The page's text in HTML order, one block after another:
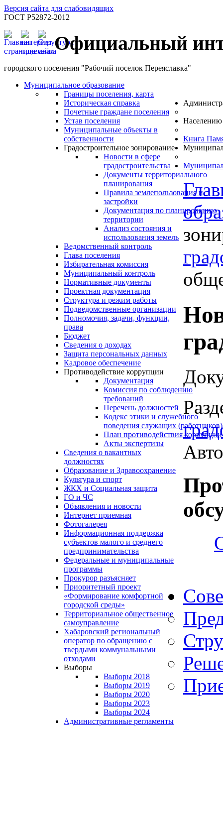
Версия сайта для слабовидящих
ГОСТ Р52872-2012
Официальный
городского поселения "Рабочий поселок Переяславка"
Муниципальное образование
Границы поселения, карта
Историческая справка
Почетные граждане поселения
Устав поселения
Муниципальные объекты в
собственности
Градостроительное зонирование
Новости в сфере
градостроительства
Документы территориального
планирования
Правила землепользования и
застройки
Документация по планированию
территории
Анализ состояния и
использования земель
Ведомственный контроль
Глава поселения
Избирательная комиссия
Муниципальный контроль
Нормативные документы
Проектная документация
Структура и режим работы
Подведомственные организации
Полномочия, задачи, функции,
права
Бюджет
Сведения о доходах
Защита персональных данных
Кадровое обеспечение
Противодействие коррупции
Документация
Комиссия по соблюдению
требований
Перечень должностей
Кодекс этики и служебного
поведения служащих (работников)
План противодействия коррупции
Акты экспертизы
Сведения о вакантных
должностях
Населению
Образование и Здравоохранение
Культура и спорт
ЖКХ и Социальная защита
ГО и ЧС
Объявления и новости
Интернет приемная
Фотогалерея
Информационная поддержка
субъектов малого и среднего
предпринимательства
Федеральные и муниципальные
программы
Прокурор разъясняет
Приоритетный проект
«Формирование комфортной
городской среды»
Территориальное общественное
самоуправление
Хабаровский региональный
оператор по обращению с
твердыми коммунальными
отходами
Выборы
Выборы 2018
Выборы 2019
Выборы 2020
Выборы 2023
Выборы 2024
Книга
Административные регламенты